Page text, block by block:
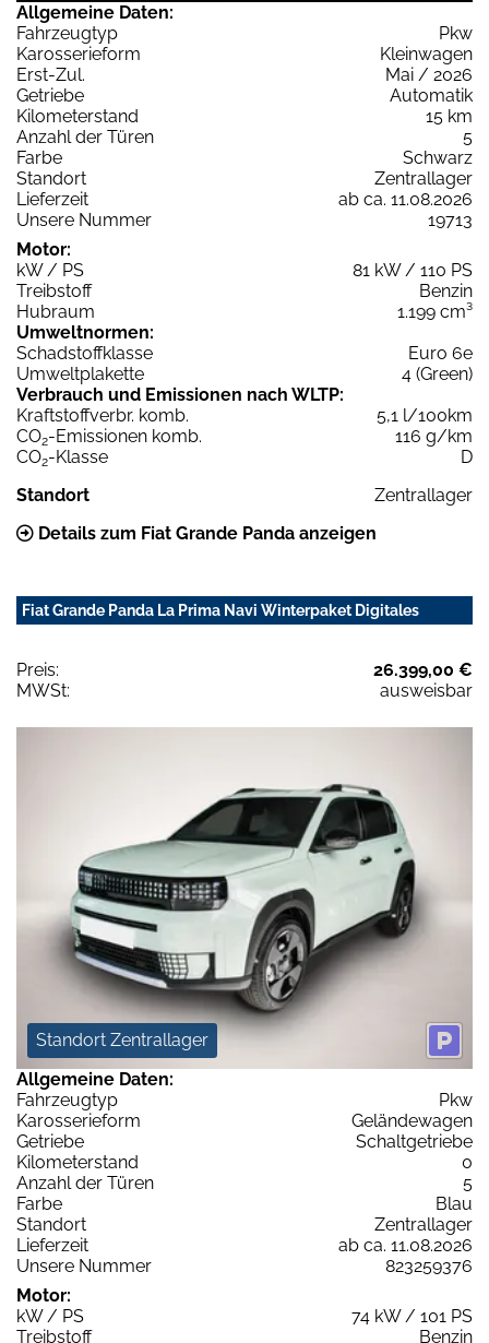
Allgemeine Daten:
Fahrzeugtyp
Pkw
Karosserieform
Kleinwagen
Erst-Zul.
Mai / 2026
Getriebe
Automatik
Kilometerstand
15 km
Anzahl der Türen
5
Farbe
Schwarz
Standort
Zentrallager
Lieferzeit
ab ca. 11.08.2026
Unsere Nummer
19713
Motor:
kW / PS
81 kW / 110 PS
Treibstoff
Benzin
Hubraum
1.199 cm³
Umweltnormen:
Schadstoffklasse
Euro 6e
Umweltplakette
4 (Green)
Verbrauch und Emissionen nach WLTP:
Kraftstoffverbr. komb.
5,1 l/100km
CO2-Emissionen komb.
116 g/km
CO2-Klasse
D
Standort
Zentrallager
Details zum Fiat Grande Panda anzeigen
Fiat Grande Panda La Prima Navi Winterpaket Digitales
Preis:
26.399,00 €
MWSt:
ausweisbar
Standort Zentrallager
Allgemeine Daten:
Fahrzeugtyp
Pkw
Karosserieform
Geländewagen
Getriebe
Schaltgetriebe
Kilometerstand
0
Anzahl der Türen
5
Farbe
Blau
Standort
Zentrallager
Lieferzeit
ab ca. 11.08.2026
Unsere Nummer
823259376
Motor:
kW / PS
74 kW / 101 PS
Treibstoff
Benzin